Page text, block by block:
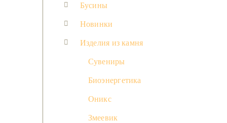
Бусины
Новинки
Изделия из камня
Сувениры
Биоэнергетика
Оникс
Змеевик